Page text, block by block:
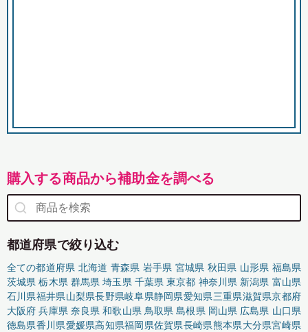
購入する商品から補助金を調べる
都道府県で絞り込む
全ての都道府県 北海道 青森県 岩手県 宮城県 秋田県 山形県 福島県
茨城県 栃木県 群馬県 埼玉県 千葉県 東京都 神奈川県 新潟県 富山県
石川県福井県山梨県長野県岐阜県静岡県愛知県三重県滋賀県京都府
大阪府 兵庫県 奈良県 和歌山県 鳥取県 島根県 岡山県 広島県 山口県
徳島県香川県愛媛県高知県福岡県佐賀県長崎県熊本県大分県宮崎県